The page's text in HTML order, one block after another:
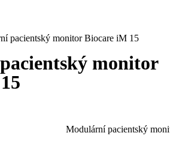
pacientský monitor Biocare iM 15
monitor